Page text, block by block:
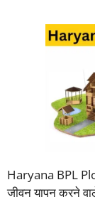
Haryana BPL
जीवन यापन करने